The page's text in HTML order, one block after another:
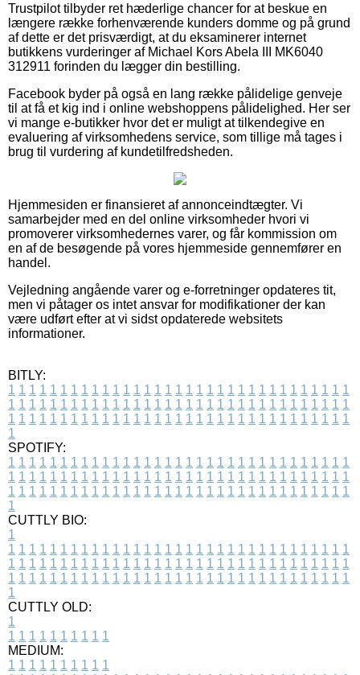
Trustpilot tilbyder ret hæderlige chancer for at beskue en
længere række forhenværende kunders domme og på grund
af dette er det prisværdigt, at du eksaminerer internet
butikkens vurderinger af Michael Kors Abela III MK6040
312911 forinden du lægger din bestilling.
Facebook byder på også en lang række pålidelige genveje
til at få et kig ind i online webshoppens pålidelighed. Her ser
vi mange e-butikker hvor det er muligt at tilkendegive en
evaluering af virksomhedens service, som tillige må tages i
brug til vurdering af kundetilfredsheden.
Hjemmesiden er finansieret af annonceindtægter. Vi
samarbejder med en del online virksomheder hvori vi
promoverer virksomhedernes varer, og får kommission om
en af de besøgende på vores hjemmeside gennemfører en
handel.
Vejledning angående varer og e-forretninger opdateres tit,
men vi påtager os intet ansvar for modifikationer der kan
være udført efter at vi sidst opdaterede websitets
informationer.
BITLY:
1 1 1 1 1 1 1 1 1 1 1 1 1 1 1 1 1 1 1 1 1 1 1 1 1 1 1 1 1 1 1 1 1
1 1 1 1 1 1 1 1 1 1 1 1 1 1 1 1 1 1 1 1 1 1 1 1 1 1 1 1 1 1 1 1 1
1 1 1 1 1 1 1 1 1 1 1 1 1 1 1 1 1 1 1 1 1 1 1 1 1 1 1 1 1 1 1 1 1
1
SPOTIFY:
1 1 1 1 1 1 1 1 1 1 1 1 1 1 1 1 1 1 1 1 1 1 1 1 1 1 1 1 1 1 1 1 1
1 1 1 1 1 1 1 1 1 1 1 1 1 1 1 1 1 1 1 1 1 1 1 1 1 1 1 1 1 1 1 1 1
1 1 1 1 1 1 1 1 1 1 1 1 1 1 1 1 1 1 1 1 1 1 1 1 1 1 1 1 1 1 1 1 1
1
CUTTLY BIO:
1
1 1 1 1 1 1 1 1 1 1 1 1 1 1 1 1 1 1 1 1 1 1 1 1 1 1 1 1 1 1 1 1 1
1 1 1 1 1 1 1 1 1 1 1 1 1 1 1 1 1 1 1 1 1 1 1 1 1 1 1 1 1 1 1 1 1
1 1 1 1 1 1 1 1 1 1 1 1 1 1 1 1 1 1 1 1 1 1 1 1 1 1 1 1 1 1 1 1 1
1
CUTTLY OLD:
1
1 1 1 1 1 1 1 1 1 1
MEDIUM:
1 1 1 1 1 1 1 1 1 1